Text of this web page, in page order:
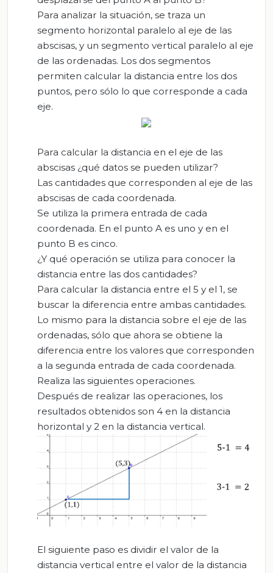
Para analizar la situación, se traza un
segmento horizontal paralelo al eje de las
abscisas, y un segmento vertical paralelo al eje
de las ordenadas. Los dos segmentos
permiten calcular la distancia entre los dos
puntos, pero sólo lo que corresponde a cada
eje.
Para calcular la distancia en el eje de las
abscisas ¿qué datos se pueden utilizar?
Las cantidades que corresponden al eje de las
abscisas de cada coordenada.
Se utiliza la primera entrada de cada
coordenada. En el punto A es uno y en el
punto B es cinco.
¿Y qué operación se utiliza para conocer la
distancia entre las dos cantidades?
Para calcular la distancia entre el 5 y el 1, se
buscar la diferencia entre ambas cantidades.
Lo mismo para la distancia sobre el eje de las
ordenadas, sólo que ahora se obtiene la
diferencia entre los valores que corresponden
a la segunda entrada de cada coordenada.
Realiza las siguientes operaciones.
Después de realizar las operaciones, los
resultados obtenidos son 4 en la distancia
horizontal y 2 en la distancia vertical.
El siguiente paso es dividir el valor de la
distancia vertical entre el valor de la distancia